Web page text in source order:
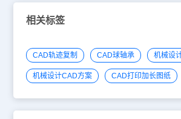
图层] 功能说明：通过选取要锁定图层所在的一
所在的图层，锁定后图面看不出变化，只是该图
了。 操作步骤：点取菜单命令后，命令行提示： 选择对象 <退出
择对象 <退出>: 回车结束，图面没有任何变化。 CAD
巧：锁定其他 菜单位置：[通用工具]à [图层工具
明：通过选取要保留图层所在的几个对象，锁定
图层外的其他图层，与【关闭其他】命令基本相同。 操作步骤
相关标签
CAD轨迹复制 CAD球轴承 机械设
机械设计CAD方案 CAD打印加长图纸